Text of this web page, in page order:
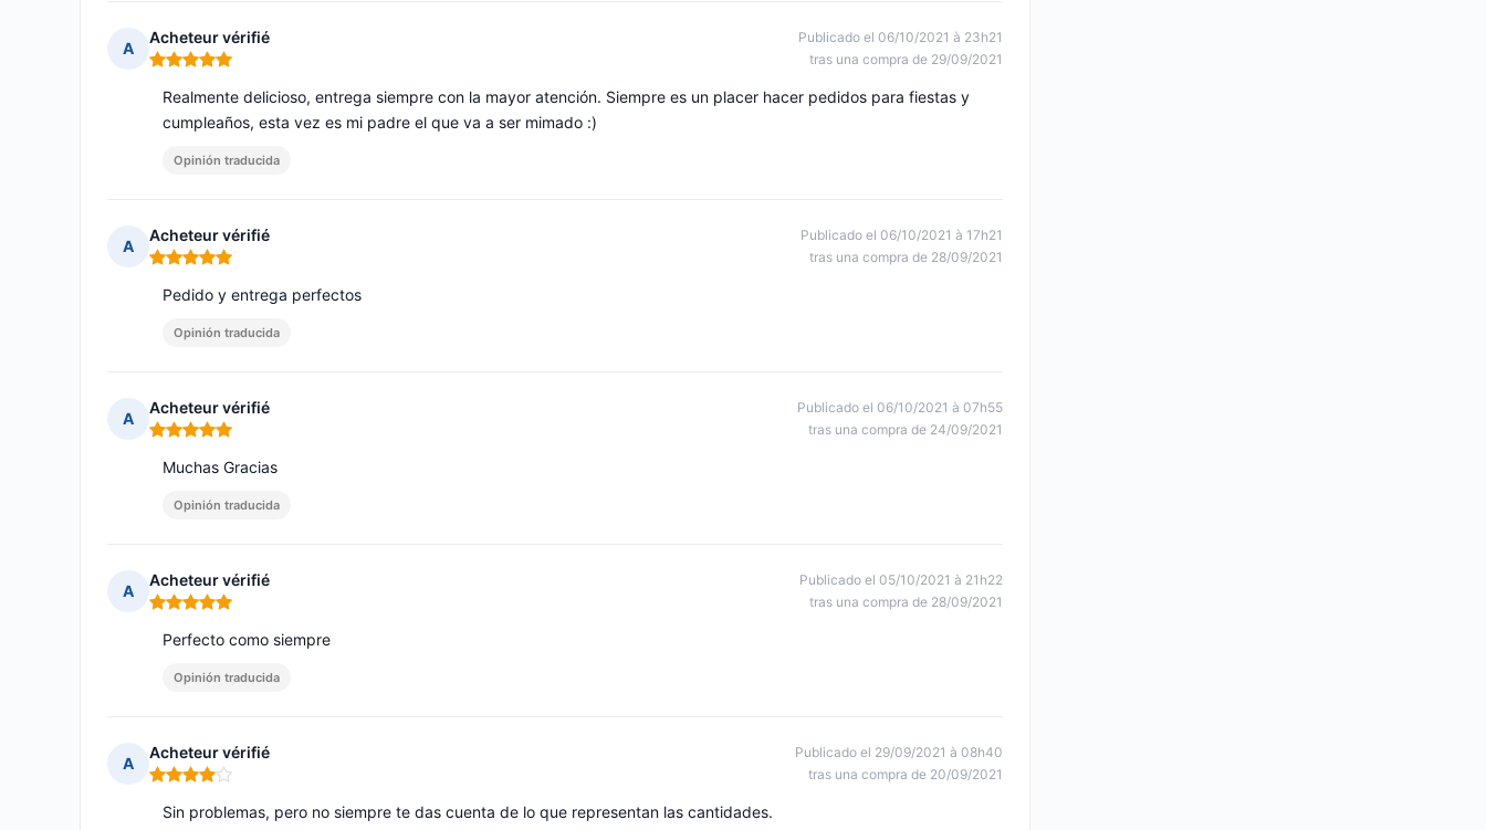
A
Acheteur vérifié
Nota: 5 de 5
Publicado el 06/10/2021 à 23h21
tras una compra de 29/09/2021
Realmente delicioso, entrega siempre con la mayor atención. Siempre es un placer hacer pedidos para fiestas y
cumpleaños, esta vez es mi padre el que va a ser mimado :)
Opinión traducida
A
Acheteur vérifié
Nota: 5 de 5
Publicado el 06/10/2021 à 17h21
tras una compra de 28/09/2021
Pedido y entrega perfectos
Opinión traducida
A
Acheteur vérifié
Nota: 5 de 5
Publicado el 06/10/2021 à 07h55
tras una compra de 24/09/2021
Muchas Gracias
Opinión traducida
A
Acheteur vérifié
Nota: 5 de 5
Publicado el 05/10/2021 à 21h22
tras una compra de 28/09/2021
Perfecto como siempre
Opinión traducida
A
Acheteur vérifié
Nota: 4 de 5
Publicado el 29/09/2021 à 08h40
tras una compra de 20/09/2021
Sin problemas, pero no siempre te das cuenta de lo que representan las cantidades.